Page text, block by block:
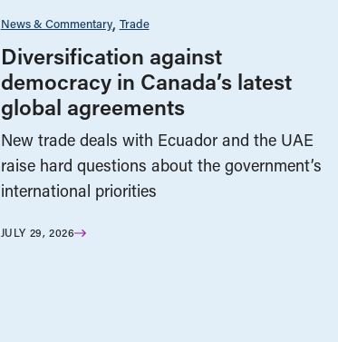
News & Commentary Trade
Diversification against
democracy in Canada’s latest
global agreements
New trade deals with Ecuador and the UAE
raise hard questions about the government’s
international priorities
JULY 29, 2026